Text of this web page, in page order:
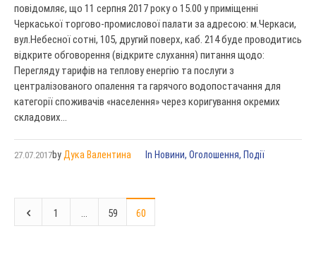
повідомляє, що 11 серпня 2017 року о 15.00 у приміщенні
Черкаської торгово-промислової палати за адресою: м.Черкаси,
вул.Небесної сотні, 105, другий поверх, каб. 214 буде проводитись
відкрите обговорення (відкрите слухання) питання щодо:
Перегляду тарифів на теплову енергію та послуги з
централізованого опалення та гарячого водопостачання для
категорії споживачів «населення» через коригування окремих
складових...
27.07.2017by Дука Валентина In Новини, Оголошення, Події
1 … 59 60